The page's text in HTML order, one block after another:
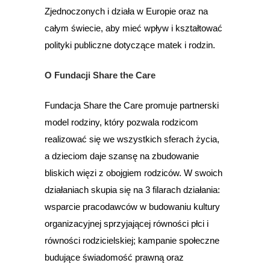
Zjednoczonych i działa w Europie oraz na
całym świecie, aby mieć wpływ i kształtować
polityki publiczne dotyczące matek i rodzin.
O Fundacji Share the Care
Fundacja Share the Care promuje partnerski
model rodziny, który pozwala rodzicom
realizować się we wszystkich sferach życia,
a dzieciom daje szansę na zbudowanie
bliskich więzi z obojgiem rodziców. W swoich
działaniach skupia się na 3 filarach działania:
wsparcie pracodawców w budowaniu kultury
organizacyjnej sprzyjającej równości płci i
równości rodzicielskiej; kampanie społeczne
budujące świadomość prawną oraz